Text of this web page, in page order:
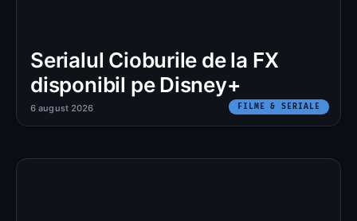
Serialul Cioburile de la FX
disponibil pe Disney+
FILME & SERIALE
6 august 2026